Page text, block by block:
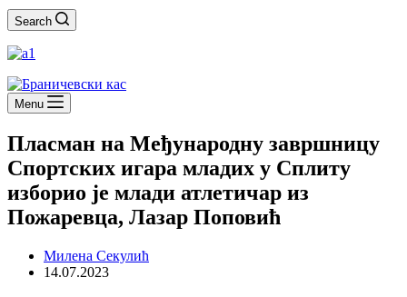
Search
Menu
Пласман на Међународну завршницу
Спортских игара младих у Сплиту
изборио је млади атлетичар из
Пожаревца, Лазар Поповић
Милена Секулић
14.07.2023